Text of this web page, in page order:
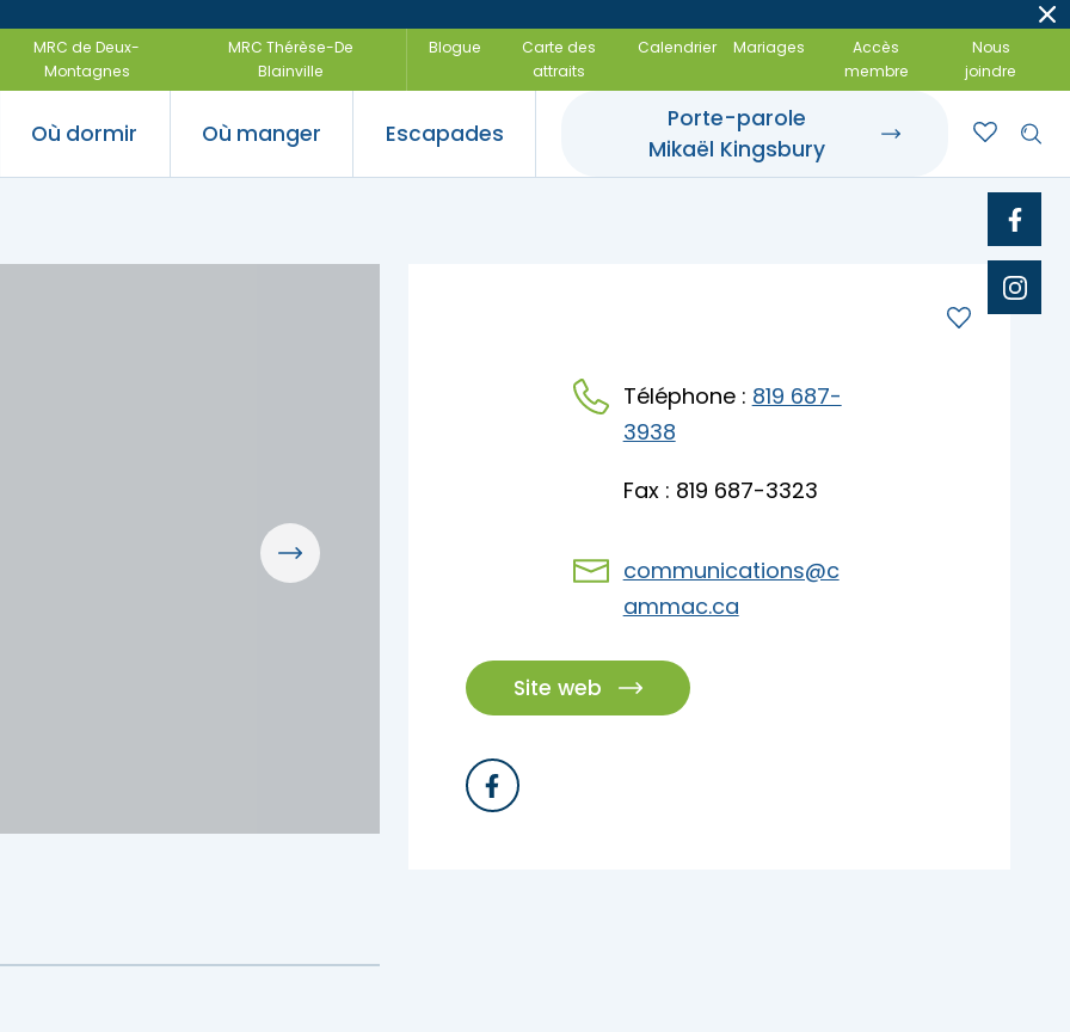
MRC de Deux-
Montagnes
MRC Thérèse-De
Blainville
Blogue
Carte des
attraits
Calendrier Mariages
Accès
membre
Nous
joindre
Festivals et événements
Où dormir Où manger Escapades
Escapades gourmandes
des idées d’escapades!
Porte-parole
Mikaël Kingsbury
Téléphone : 819 687-
3938
Fax : 819 687-3323
communications@c
ammac.ca
Site web